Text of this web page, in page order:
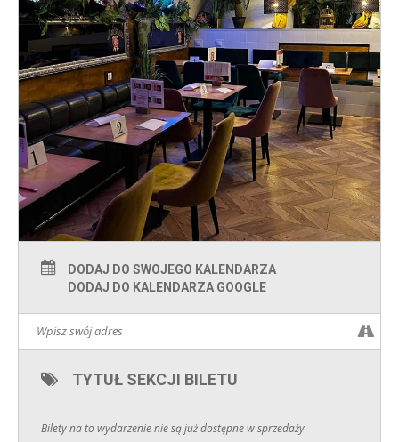
DODAJ DO SWOJEGO KALENDARZA
DODAJ DO KALENDARZA GOOGLE
TYTUŁ SEKCJI BILETU
Bilety na to wydarzenie nie są już dostępne w sprzedaży